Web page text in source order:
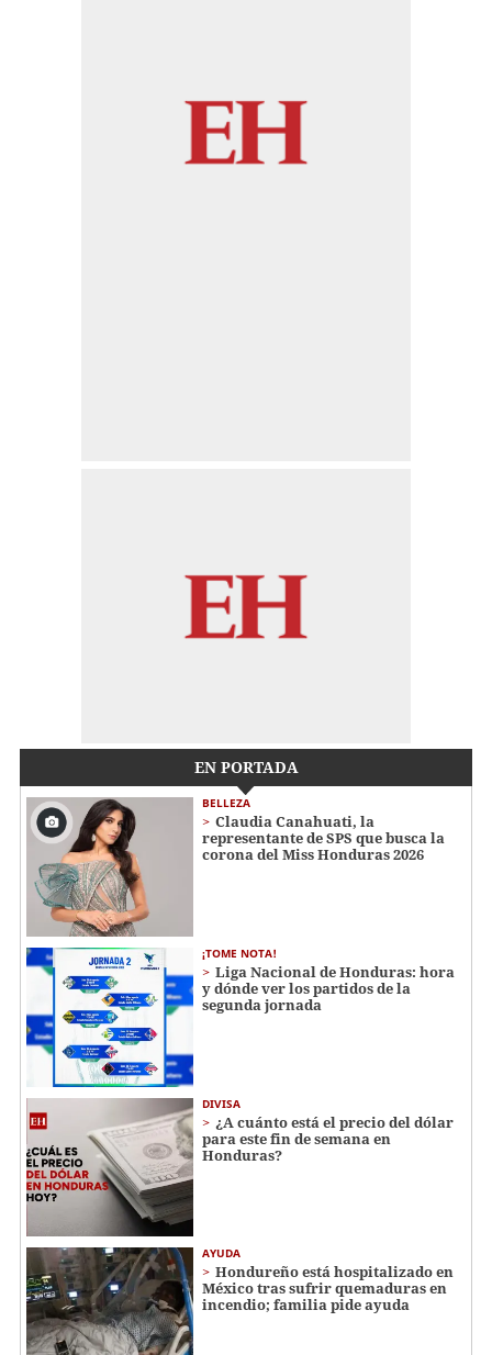
EN PORTADA
BELLEZA
Claudia Canahuati, la
representante de SPS que busca la
corona del Miss Honduras 2026
¡TOME NOTA!
Liga Nacional de Honduras: hora
y dónde ver los partidos de la
segunda jornada
DIVISA
¿A cuánto está el precio del dólar
para este fin de semana en
Honduras?
AYUDA
Hondureño está hospitalizado en
México tras sufrir quemaduras en
incendio; familia pide ayuda